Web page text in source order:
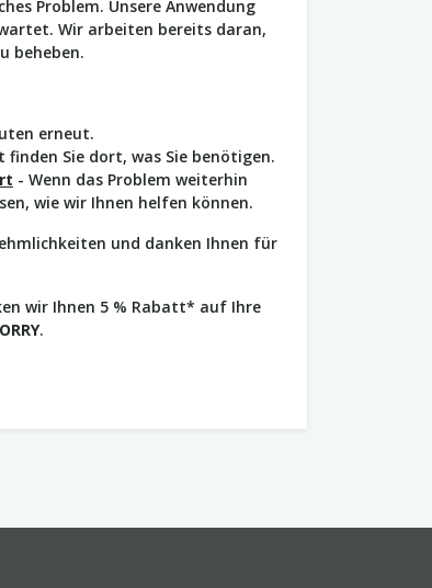
Problem. Unsere Anwendung
Wir arbeiten bereits daran,
beheben.
erneut.
finden Sie dort, was Sie benötigen.
- Wenn das Problem weiterhin
wie wir Ihnen helfen können.
und danken Ihnen für
wir Ihnen 5 % Rabatt* auf Ihre
.